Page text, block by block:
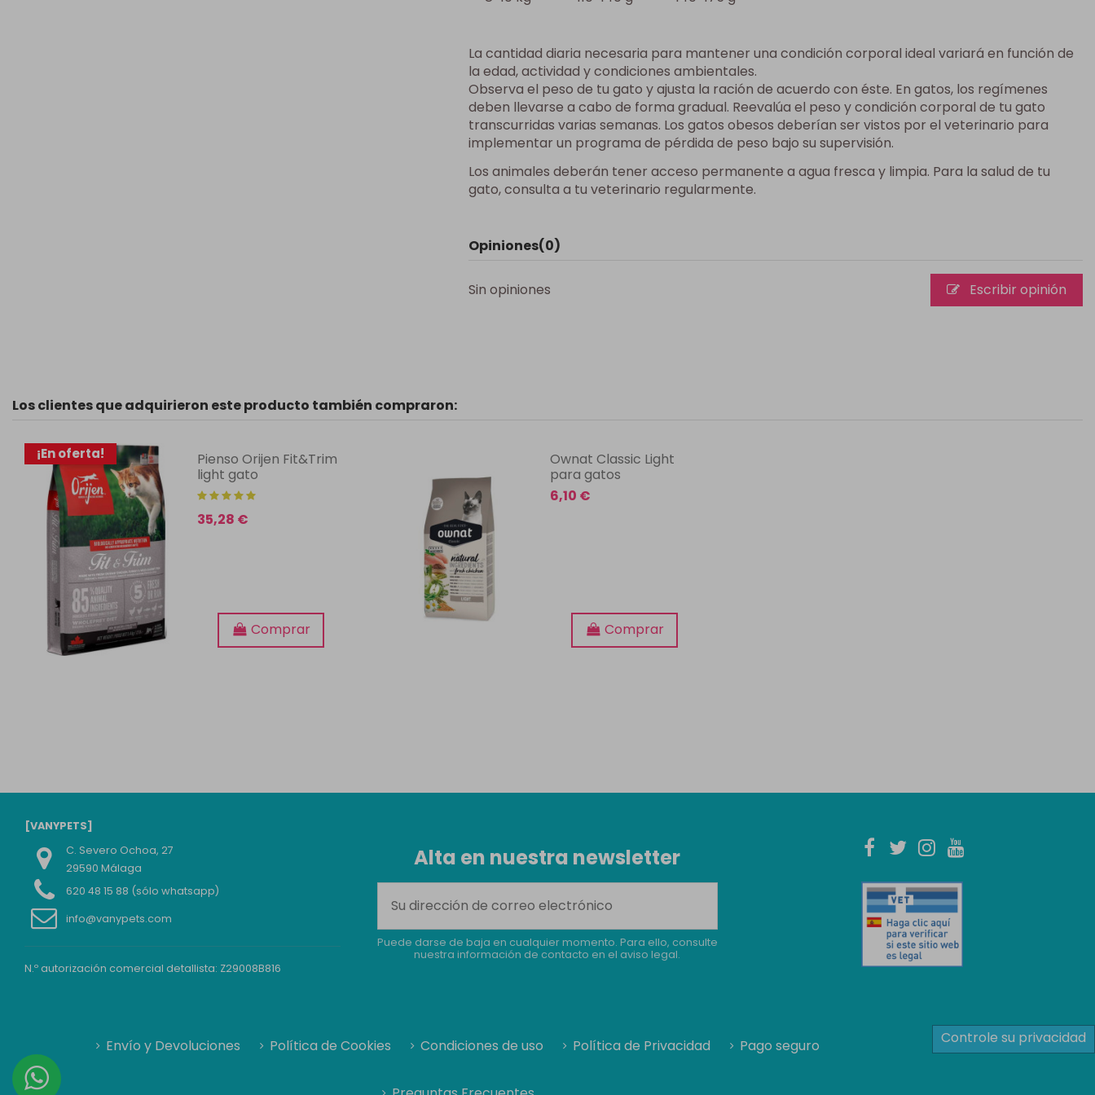
La cantidad diaria necesaria para mantener una condición corporal ideal variará en función de
la edad, actividad y condiciones ambientales.
Observa el peso de tu gato y ajusta la ración de acuerdo con éste. En gatos, los regímenes
deben llevarse a cabo de forma gradual. Reevalúa el peso y condición corporal de tu gato
transcurridas varias semanas. Los gatos obesos deberían ser vistos por el veterinario para
implementar un programa de pérdida de peso bajo su supervisión.
Los animales deberán tener acceso permanente a agua fresca y limpia. Para la salud de tu
gato, consulta a tu veterinario regularmente.
Opiniones(0)
Sin opiniones Escribir opinión
Los clientes que adquirieron este producto también compraron:
¡En oferta!
Pienso Orijen Fit&Trim
light gato
35,28 €
Comprar
Ownat Classic Light
para gatos
6,10 €
Comprar
[VANYPETS]
C. Severo Ochoa, 27
29590 Málaga
620 48 15 88 (sólo whatsapp)
info@vanypets.com
N.º autorización comercial detallista: Z29008B816
Alta en nuestra newsletter
Puede darse de baja en cualquier momento. Para ello, consulte
nuestra información de contacto en el aviso legal.
Envío y Devoluciones Política de Cookies Condiciones de uso Política de Privacidad Pago seguro Controle su privacidad